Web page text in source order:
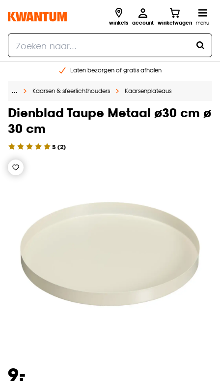
winkels account winkelwagen menu
Laten bezorgen of gratis afhalen
Gratis raam advies en opmeten aan huis
… Kaarsen & sfeerlichthouders Kaarsenplateaus
Dienblad Taupe Metaal ø30 cm ø
30 cm
5 (2)
9.
-